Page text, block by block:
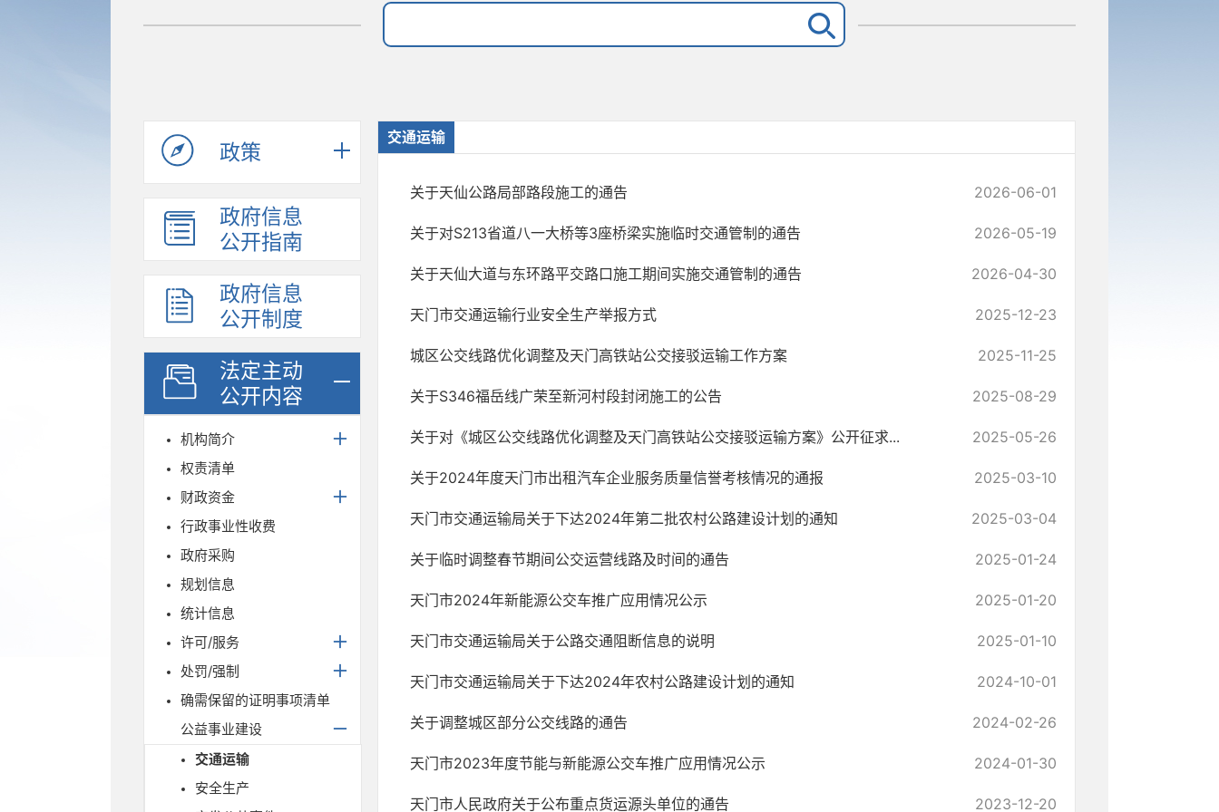
政策
政府信息
公开指南
政府信息
公开制度
法定主动
公开内容
机构简介
权责清单
财政资金
行政事业性收费
政府采购
规划信息
统计信息
许可/服务
处罚/强制
确需保留的证明事项清单
公益事业建设
交通运输
安全生产
交通运输
关于天仙公路局部路段施工的通告 2026-06-01
关于对S213省道八一大桥等3座桥梁实施临时交通管制的通告 2026-05-19
关于天仙大道与东环路平交路口施工期间实施交通管制的通告 2026-04-30
天门市交通运输行业安全生产举报方式 2025-12-23
城区公交线路优化调整及天门高铁站公交接驳运输工作方案 2025-11-25
关于S346福岳线广荣至新河村段封闭施工的公告 2025-08-29
关于对《城区公交线路优化调整及天门高铁站公交接驳运输方案》公开征求... 2025-05-26
关于2024年度天门市出租汽车企业服务质量信誉考核情况的通报 2025-03-10
天门市交通运输局关于下达2024年第二批农村公路建设计划的通知 2025-03-04
关于临时调整春节期间公交运营线路及时间的通告 2025-01-24
天门市2024年新能源公交车推广应用情况公示 2025-01-20
天门市交通运输局关于公路交通阻断信息的说明 2025-01-10
天门市交通运输局关于下达2024年农村公路建设计划的通知 2024-10-01
关于调整城区部分公交线路的通告 2024-02-26
天门市2023年度节能与新能源公交车推广应用情况公示 2024-01-30
天门市人民政府关于公布重点货运源头单位的通告 2023-12-20